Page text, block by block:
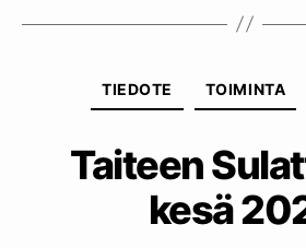
TIEDOTE TOIMINTA
Taiteen
kesä